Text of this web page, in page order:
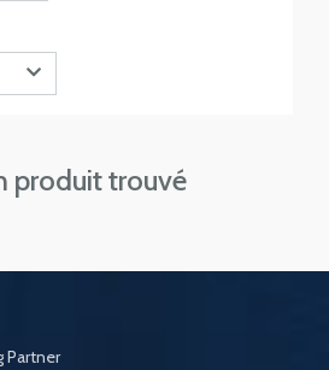
produit trouvé
Partner